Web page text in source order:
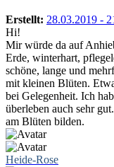
Erstellt: 28.03.2019 -
Hi!
Mir würde da auf
Erde, winterhart,
schöne, lange und
mit kleinen Blüten.
bei Gelegenheit. Ich
überleben auch sehr
am Blüten bilden.
Heide-Rose